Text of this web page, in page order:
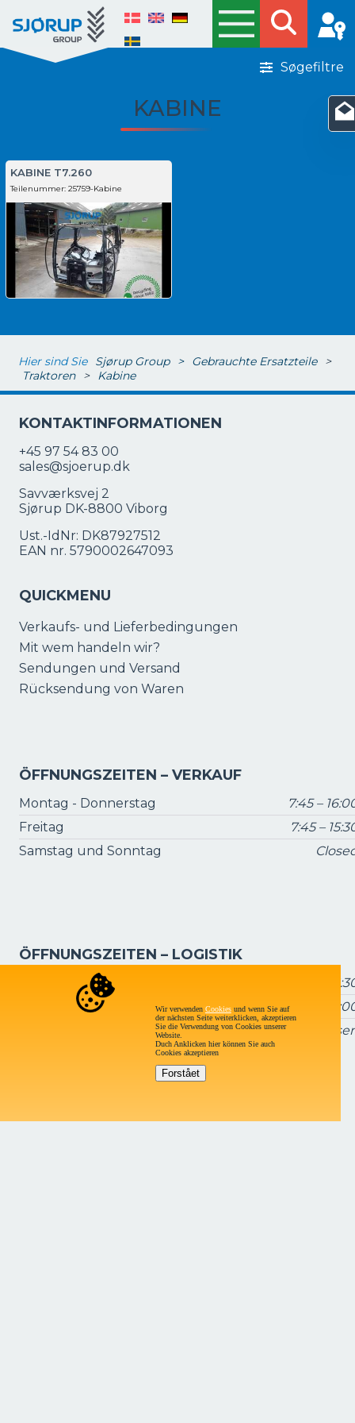
Søgefiltre
KABINE
KABINE T7.260
Teilenummer: 25759-Kabine
Hier sind Sie Sjørup Group > Gebrauchte Ersatzteile >
Traktoren > Kabine
KONTAKTINFORMATIONEN
+45 97 54 83 00
sales@sjoerup.dk
Savværksvej 2
Sjørup DK-8800 Viborg
Ust.-IdNr: DK87927512
EAN nr. 5790002647093
QUICKMENU
Verkaufs- und Lieferbedingungen
Mit wem handeln wir?
Sendungen und Versand
Rücksendung von Waren
ÖFFNUNGSZEITEN – VERKAUF
Montag - Donnerstag
7:45 –
Freitag
7:45 –
Samstag und Sonntag
ÖFFNUNGSZEITEN – LOGISTIK
Montag - Donnerstag
7:15 –
7:15 –
Samstag und Sonntag
Wir verwenden Cookiesund wenn Sie auf
der nächsten Seite weiterklicken, akzeptieren
Sie die Verwendung von Cookies unserer
Website.
Duch Anklicken hier können Sie auch
Cookies akzeptieren